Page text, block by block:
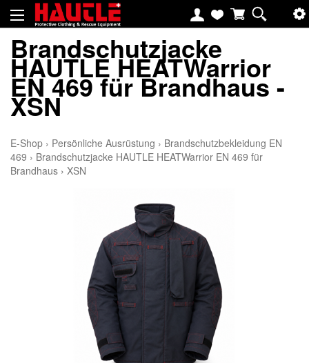
Brandschutzjacke
HAUTLE HEATWarrior
EN 469 für Brandhaus -
XSN
E-Shop › Persönliche Ausrüstung › Brandschutzbekleidung EN
469 › Brandschutzjacke HAUTLE HEATWarrior EN 469 für
Brandhaus › XSN